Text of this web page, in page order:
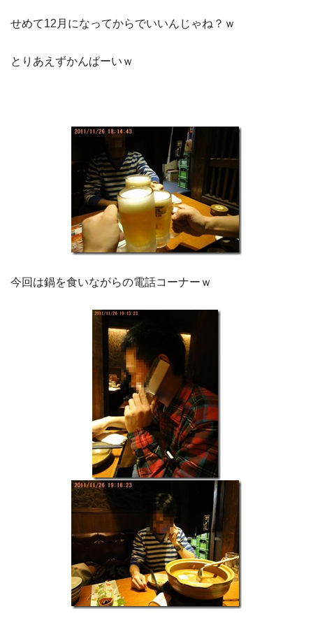
せめて12月になってからでいいんじゃね？ｗ
とりあえずかんぱーいｗ
今回は鍋を食いながらの電話コーナーｗ